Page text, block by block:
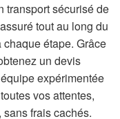
transport sécurisé de
tout au long du
étape. Grâce
un devis
expérimentée
vos attentes,
frais cachés.